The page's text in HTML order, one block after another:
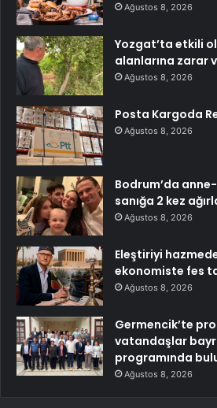
Ağustos 8, 2026
Yozgat’ta etkili
alanlarına zarar
Ağustos 8, 2026
Posta Kargoda
Ağustos 8, 2026
Bodrum’da
sanığa 2 kez
Ağustos 8, 2026
Eleştiriyi
ekonomiste fes
Ağustos 8, 2026
Germencik’te
vatandaşlar
programında
Ağustos 8, 2026